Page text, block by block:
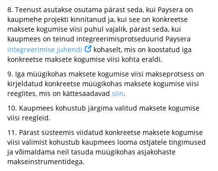
8. Teenust asutakse osutama pärast seda, kui Paysera on
kaupmehe projekti kinnitanud ja, kui see on konkreetse
maksete kogumise viisi puhul vajalik, pärast seda, kui
kaupmees on teinud integreerimisprotseduurid Paysera
integreerimise juhendi
kohaselt, mis on koostatud iga
konkreetse maksete kogumise viisi kohta eraldi.
9. Iga müügikohas maksete kogumise viisi makseprotsess on
kirjeldatud konkreetse müügikohas maksete kogumise viisi
reeglites, mis on kättesaadavad siin.
10. Kaupmees kohustub järgima valitud maksete kogumise
viisi reegleid.
11. Pärast süsteemis viidatud konkreetse maksete kogumise
viisi valimist kohustub kaupmees looma ostjatele tingimused
ja võimaldama neil tasuda müügikohas asjakohaste
makseinstrumentidega.